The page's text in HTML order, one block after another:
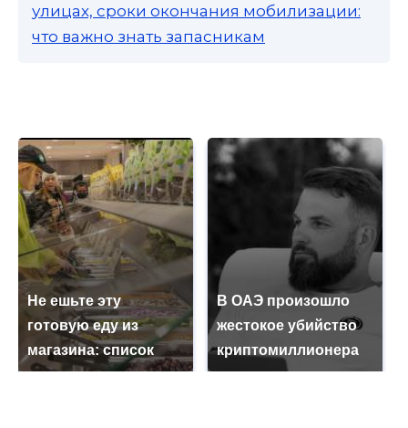
улицах, сроки окончания мобилизации:
что важно знать запасникам
Не ешьте эту
готовую еду из
магазина: список
В ОАЭ произошло
жестокое убийство
криптомиллионера